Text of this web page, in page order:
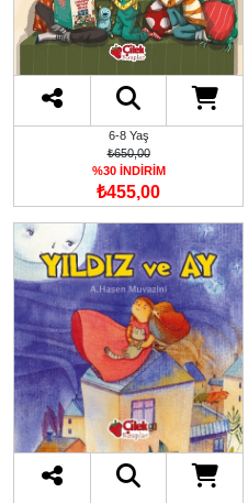
6-8 Yaş
₺650,00
%30 İNDİRİM
₺455,00